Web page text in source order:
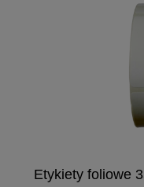
Etykiety foliowe